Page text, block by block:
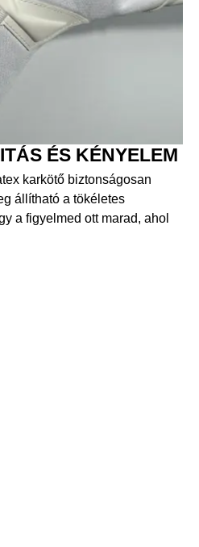
ÉS KÉNYELEM
karkötő biztonságosan
állítható a tökéletes
a figyelmed ott marad, ahol